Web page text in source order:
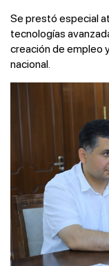
Se prestó especial
tecnologías
creación de empleo
nacional.